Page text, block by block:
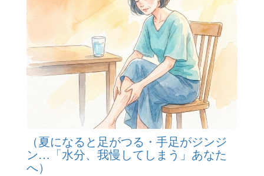
（夏になると足がつる・手足がジンジ
ン…「水分、我慢してしまう」あなた
へ）